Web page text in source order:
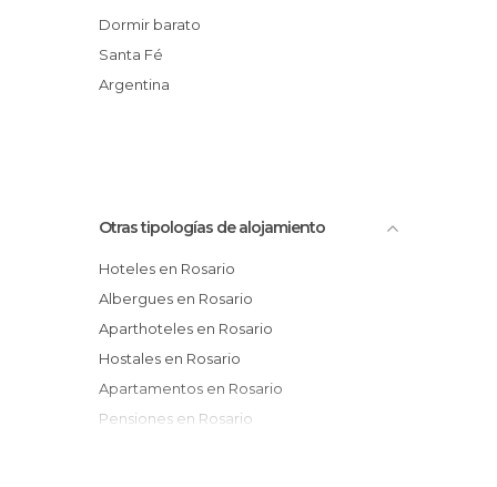
Rosario Inn
Ex Hotel Roma
Hostel Cool Raul Hostel
Dormir barato
Santa Fé
Argentina
Otras tipologías de alojamiento
Hoteles en Rosario
Albergues en Rosario
Aparthoteles en Rosario
Hostales en Rosario
Apartamentos en Rosario
Pensiones en Rosario